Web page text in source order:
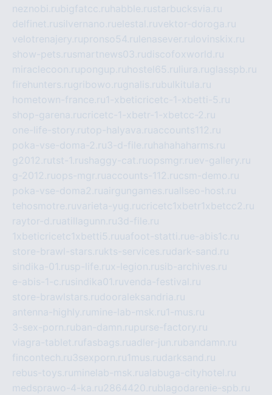
neznobi.rubigfatcc.ru habble.rustarbucksvia.ru
delfinet.rusilvernano.ruelestal.ruvektor-doroga.ru
velotrenajery.rupronso54.ru lenasever.ru lovinskix.ru
show-pets.rusmartnews03.rudiscofoxworld.ru
miraclecoon.rupongup.ru hostel65.ru liura.ruglasspb.ru
firehunters.rugribowo.rugnalis.rubulkitula.ru
hometown-france.ru1-xbeticricetc-1-xbetti-5.ru
shop-garena.rucricetc-1-xbetr-1-xbetcc-2.ru
one-life-story.rutop-halyava.ruaccounts112.ru
poka-vse-doma-2.ru3-d-file.ru hahahaharms.ru
g2012.rutst-1.rushaggy-cat.ruopsmgr.ruev-gallery.ru
g-2012.ruops-mgr.ruaccounts-112.rucsm-demo.ru
poka-vse-doma2.ruairgungames.ruallseo-host.ru
tehosmotre.ruvarieta-yug.rucricetc1xbetr1xbetcc2.ru
raytor-d.ruatillagunn.ru3d-file.ru
1xbeticricetc1xbetti5.ruuafoot-statti.rue-abis1c.ru
store-brawl-stars.rukts-services.rudark-sand.ru
sindika-01.rusp-life.rux-legion.rusib-archives.ru
e-abis-1-c.rusindika01.ruvenda-festival.ru
store-brawlstars.rudooraleksandria.ru
antenna-highly.ru mine-lab-msk.ru1-mus.ru
3-sex-porn.ruban-damn.rupurse-factory.ru
viagra-tablet.rufasbags.ruadler-jun.rubandamn.ru
fincontech.ru3sexporn.ru1mus.rudarksand.ru
rebus-toys.ru minelab-msk.rualabuga-cityhotel.ru
medsprawo-4-ka.ru2864420.rublagodarenie-spb.ru